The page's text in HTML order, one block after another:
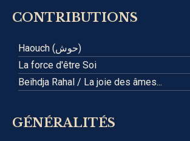
CONTRIBUTIONS
Haouch (حوش)
La force d'être Soi
Beihdja Rahal / La joie des âmes...
GÉNÉRALITÉS